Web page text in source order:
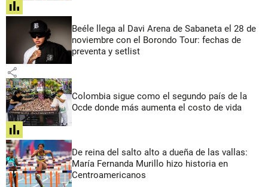
share
Beéle llega al Davi Arena de Sabaneta el 28 de
noviembre con el Borondo Tour: fechas de
preventa y setlist
share
Colombia sigue como el segundo país de la
Ocde donde más aumenta el costo de vida
share
De reina del salto alto a dueña de las vallas:
María Fernanda Murillo hizo historia en
Centroamericanos